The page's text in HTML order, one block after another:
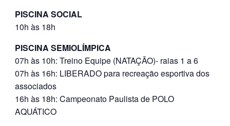
PISCINA SOCIAL
10h às 18h
PISCINA SEMIOLÍMPICA
07h às 10h: Treino Equipe (NATAÇÃO)- raias 1 a 6
07h às 16h: LIBERADO para recreação esportiva dos
associados
16h às 18h: Campeonato Paulista de POLO
AQUÁTICO